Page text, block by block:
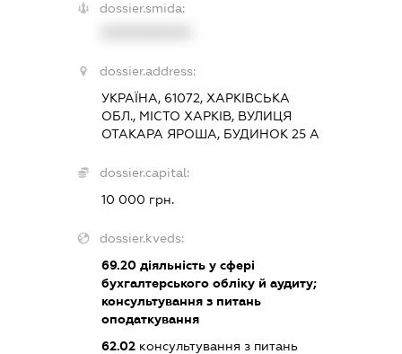
dossier.smida:
dossier.address:
УКРАЇНА, 61072, ХАРКІВСЬКА
ОБЛ., МІСТО ХАРКІВ, ВУЛИЦЯ
ОТАКАРА ЯРОША, БУДИНОК 25 А
dossier.capital:
10 000 грн.
dossier.kveds:
69.20 діяльність у сфері
бухгалтерського обліку й аудиту;
консультування з питань
оподаткування
62.02 консультування з питань